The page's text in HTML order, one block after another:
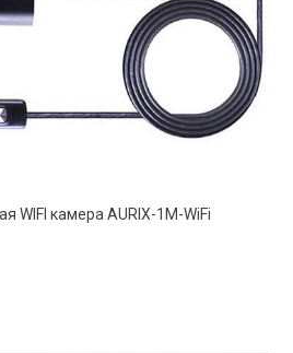
WIFI камера AURIX-1M-WiFi